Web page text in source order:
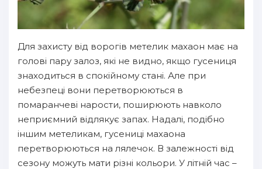
Для захисту від ворогів метелик махаон має на
голові пару залоз, які не видно, якщо гусениця
знаходиться в спокійному стані. Але при
небезпеці вони перетворюються в
помаранчеві нарости, поширюють навколо
неприємний відлякує запах. Надалі, подібно
іншим метеликам, гусениці махаона
перетворюються на лялечок. В залежності від
сезону можуть мати різні кольори. У літній час –